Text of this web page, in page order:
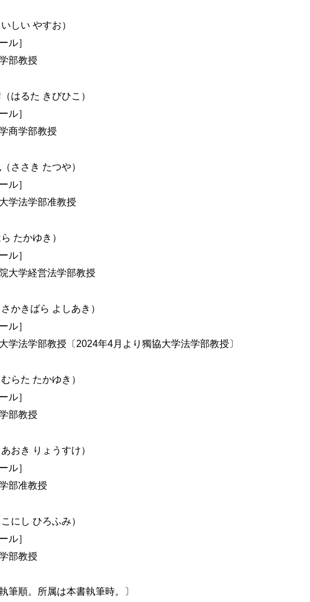
しい やすお）
ル］
部教授
はるた きびひこ）
ル］
商学部教授
ささき たつや）
ル］
学法学部准教授
たかゆき）
ル］
大学経営法学部教授
かきばら よしあき）
ル］
学法学部教授〔2024年4月より獨協大学法学部教授〕
らた たかゆき）
ル］
部教授
おき りょうすけ）
ル］
部准教授
にし ひろふみ）
ル］
部教授
筆順。所属は本書執筆時。〕